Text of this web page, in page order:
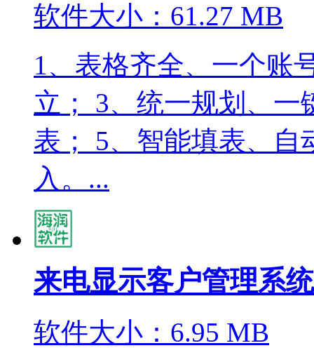
软件大小：61.27 MB
1、表格齐全、一个账
立； 3、统一规划、一
表； 5、智能填表、自
入。...
来电显示客户管理系
软件大小：6.95 MB